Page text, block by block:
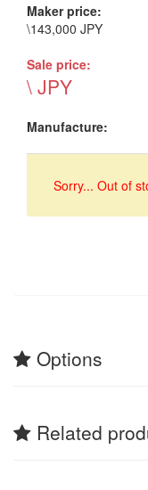
Maker price:
\143,000 JPY
Sale price:
\ JPY
Manufacture:
Sorry... Out of
Options
Related